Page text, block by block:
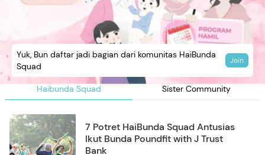
Haibunda Squad Sister Community
Yuk, Bun daftar jadi bagian dari komunitas HaiBunda
Squad
Join
7 Potret HaiBunda Squad Antusias
Ikut Bunda Poundfit with J Trust
Bank